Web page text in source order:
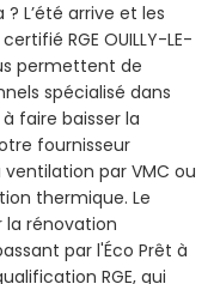
L’été arrive et les
RGE OUILLY-LE-
permettent de
spécialisé dans
faire baisser la
fournisseur
ventilation par VMC ou
thermique. Le
rénovation
par l'Éco Prêt à
RGE, qui